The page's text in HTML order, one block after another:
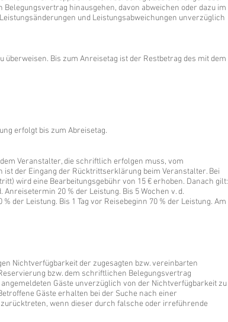
hinausgehen, davon abweichen oder dazu im
und Leistungsabweichungen unverzüglich
Bis zum Anreisetag ist der Restbetrag des mit dem
erfolgt bis zum Abreisetag.
Veranstalter, die schriftlich erfolgen muss, vom
der Eingang der Rücktrittserklärung beim Veranstalter. Bei
wird eine Bearbeitungsgebühr von 15 € erhoben. Danach gilt:
Anreisetermin 20 % der Leistung. Bis 5 Wochen v. d.
der Leistung. Bis 1 Tag vor Reisebeginn 70 % der Leistung. Am
Nichtverfügbarkeit der zugesagten bzw. vereinbarten
bzw. dem schriftlichen Belegungsvertrag
Gäste unverzüglich von der Nichtverfügbarkeit zu
Gäste erhalten bei der Suche nach einer
wenn dieser durch falsche oder irreführende